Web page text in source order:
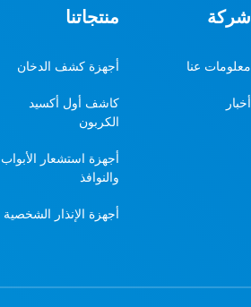
شركة
معلومات عنا
أخبار
منتجاتنا
أجهزة كشف الدخان
كاشف أول أكسيد
الكربون
أجهزة استشعار الأبواب
والنوافذ
أجهزة الإنذار الشخصية